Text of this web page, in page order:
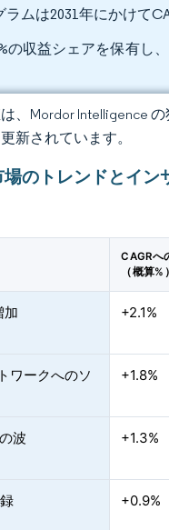
ムは2031年にかけて
の収益シェアを保有し
、Mordor Intelligence
新されています。
のトレンドとイン
CAGRへ
（概算%）
加 +2.1%
ワークへのソ
+1.8%
波 +1.3%
+0.9%